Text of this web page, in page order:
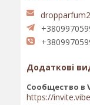
Сообщество в